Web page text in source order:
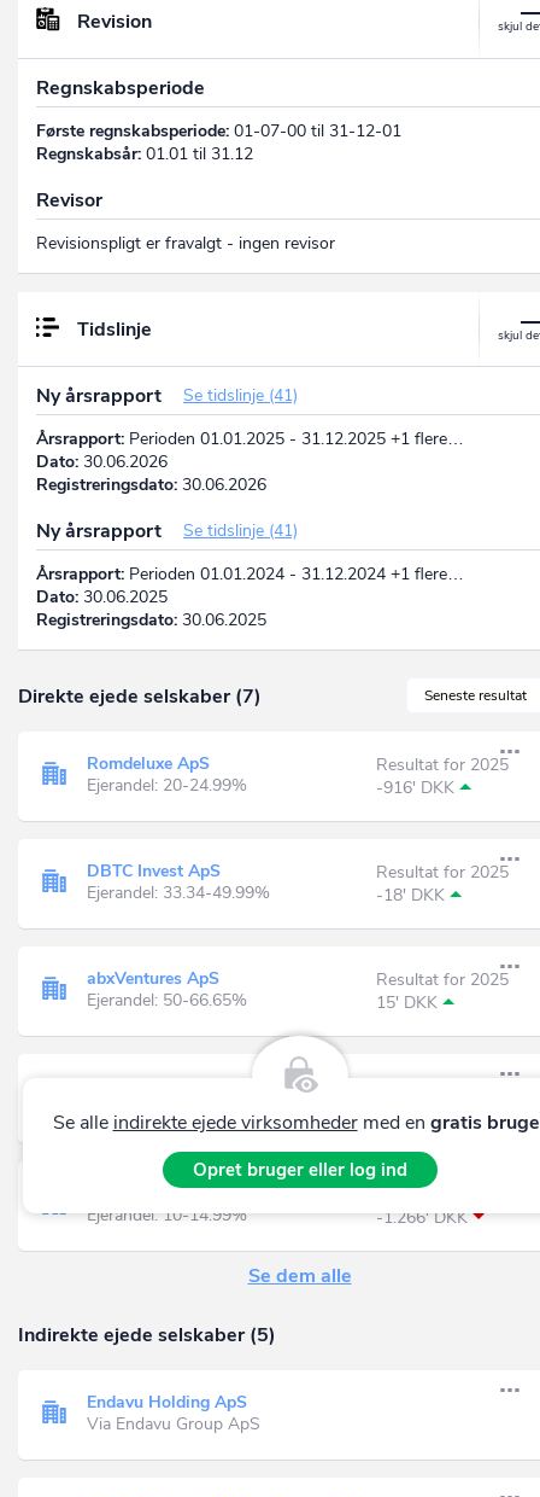
Revision
Regnskabsperiode
Første regnskabsperiode: 01-07-00 til 31-12-01
Regnskabsår: 01.01 til 31.12
Revisor
Revisionspligt er fravalgt - ingen revisor
Tidslinje
Ny årsrapport
Se tidslinje (41)
Årsrapport: Perioden 01.01.2025 - 31.12.2025 +1 flere…
Dato: 30.06.2026
Registreringsdato: 30.06.2026
Ny årsrapport
Se tidslinje (41)
Årsrapport: Perioden 01.01.2024 - 31.12.2024 +1 flere…
Dato: 30.06.2025
Registreringsdato: 30.06.2025
Seneste resultat
Direkte ejede selskaber (7)
Romdeluxe ApS
Ejerandel: 20-24.99%
Resultat for 2025
-916' DKK
DBTC Invest ApS
Ejerandel: 33.34-49.99%
Resultat for 2025
-18' DKK
abxVentures ApS
Ejerandel: 50-66.65%
Resultat for 2025
15' DKK
ACI Risk Measure ApS
Ejerandel: 10-14.99%
Resultat for 2024-25
-1.266' DKK
Se dem alle
Indirekte ejede selskaber (5)
Endavu Holding ApS
Via Endavu Group ApS
Se alle indirekte ejede virksomhedermed en gratis
Opret bruger eller log ind